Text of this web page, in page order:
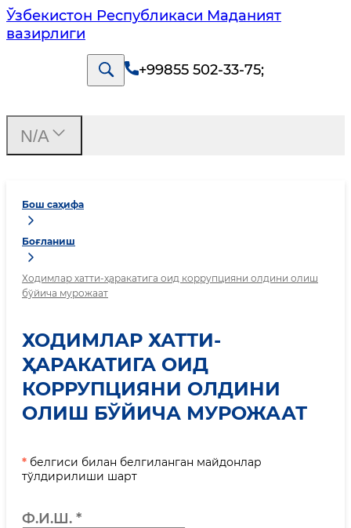
Ўзбекистон Республикаси Маданият
вазирлиги
+99855 502-33-75;
Бош саҳифа
Боғланиш
Ходимлар хатти-ҳаракатига оид коррупцияни олдини олиш
бўйича мурожаат
ХОДИМЛАР ХАТТИ-
ҲАРАКАТИГА ОИД
КОРРУПЦИЯНИ ОЛДИНИ
ОЛИШ БЎЙИЧА МУРОЖААТ
* белгиси билан белгиланган майдонлар
тўлдирилиши шарт
Ф.И.Ш. *
N/A